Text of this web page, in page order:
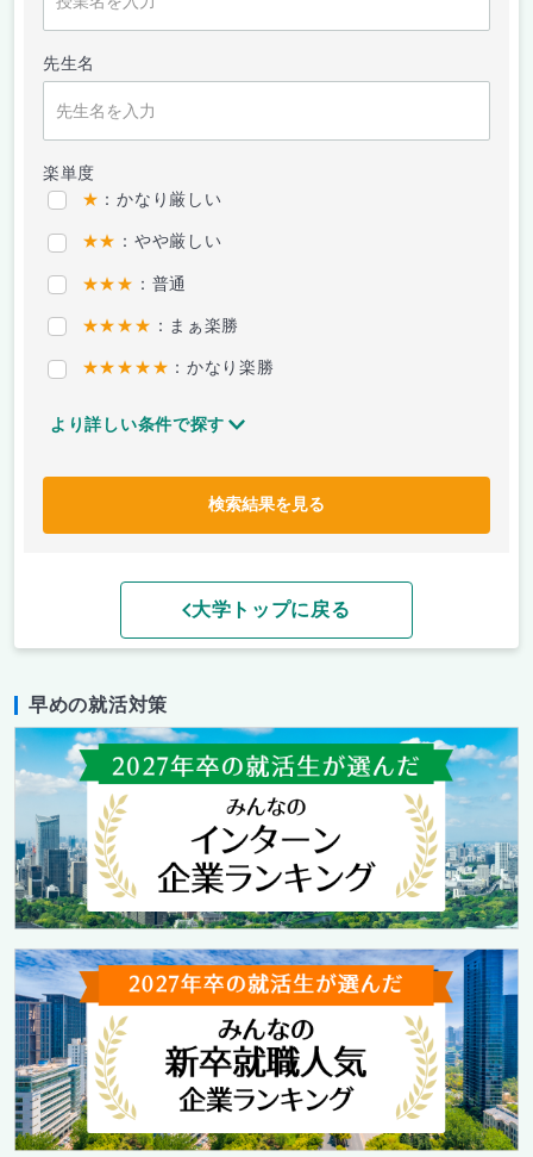
先生名
楽単度
★ ：かなり厳しい
★★ ：やや厳しい
★★★ ：普通
★★★★ ：まぁ楽勝
★★★★★ ：かなり楽勝
より詳しい条件で探す
検索結果を見る
大学トップに戻る
早めの就活対策